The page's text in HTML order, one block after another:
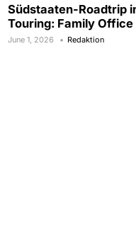
Südstaaten-Roadtrip
Touring: Family Office
June 1, 2026 Redaktion